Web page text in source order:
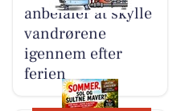
anbefaler at skylle
vandrørene
igennem efter
ferien